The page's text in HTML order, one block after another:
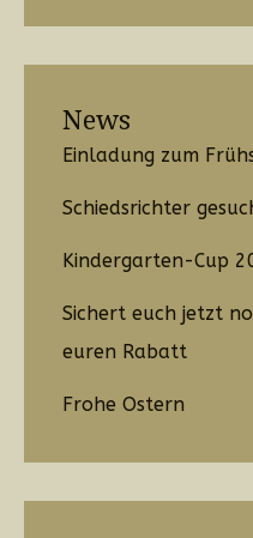
News
Einladung zum
Schiedsrichter
Kindergarten-Cup
Sichert euch jetzt
euren Rabatt
Frohe Ostern